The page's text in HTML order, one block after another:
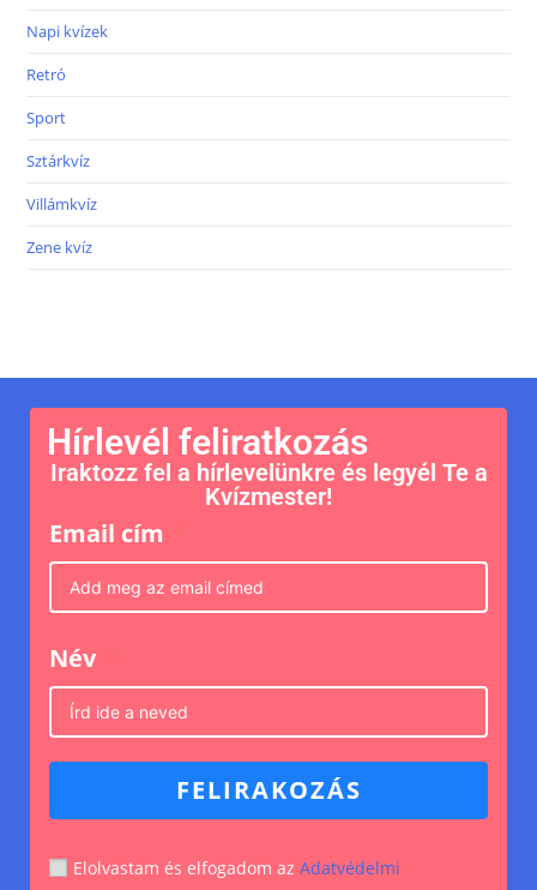
Napi kvízek
Retró
Sport
Sztárkvíz
Villámkvíz
Zene kvíz
Hírlevél feliratkozás
Iraktozz fel a hírlevelünkre és legyél Te a
Kvízmester!
Email cím
Név
FELIRAKOZÁS
Elolvastam és elfogadom az Adatvédelmi